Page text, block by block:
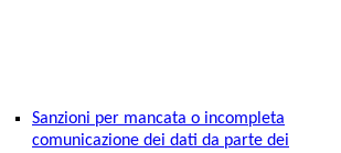
Sanzioni per mancata o incompleta
comunicazione dei dati da parte dei